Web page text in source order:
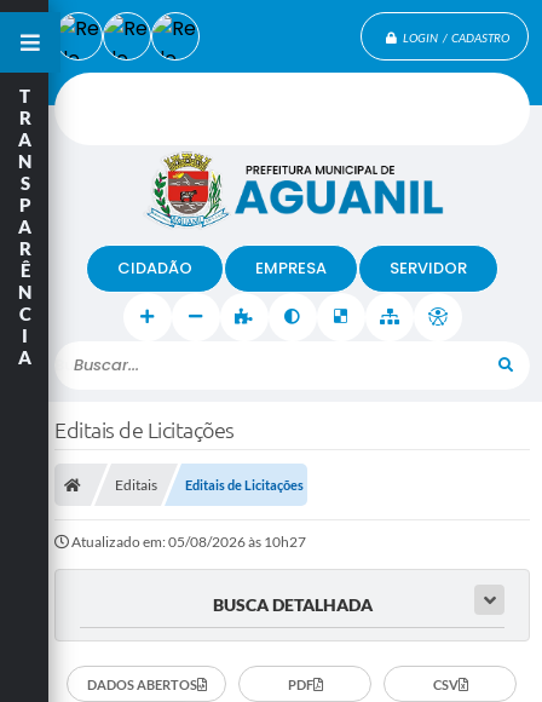
LOGIN / CADASTRO
Buscar...
CIDADÃO EMPRESA SERVIDOR
T
R
A
N
S
P
A
R
Ê
N
C
I
A
Editais de Licitações
Editais Editais de Licitações
Atualizado em: 05/08/2026 às 10h27
BUSCA DETALHADA
DADOS ABERTOS PDF CSV